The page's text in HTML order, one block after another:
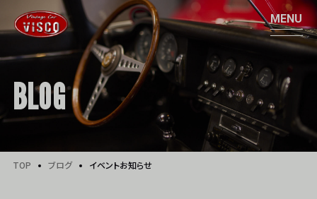
BLOG
TOP ブログ イベントお知らせ